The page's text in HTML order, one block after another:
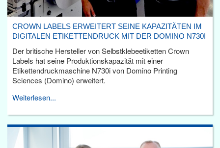
CROWN LABELS ERWEITERT SEINE KAPAZITÄTEN IM
DIGITALEN ETIKETTENDRUCK MIT DER DOMINO N730I
Der britische Hersteller von Selbstklebeetiketten Crown
Labels hat seine Produktionskapazität mit einer
Etikettendruckmaschine N730i von Domino Printing
Sciences (Domino) erweitert.
Weiterlesen...